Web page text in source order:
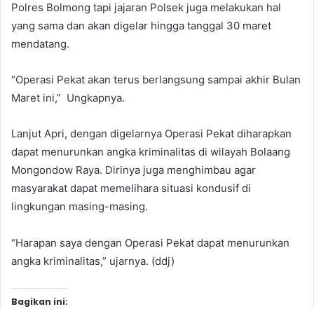
Polres Bolmong tapi jajaran Polsek juga melakukan hal
yang sama dan akan digelar hingga tanggal 30 maret
mendatang.
“Operasi Pekat akan terus berlangsung sampai akhir Bulan
Maret ini,” Ungkapnya.
Lanjut Apri, dengan digelarnya Operasi Pekat diharapkan
dapat menurunkan angka kriminalitas di wilayah Bolaang
Mongondow Raya. Dirinya juga menghimbau agar
masyarakat dapat memelihara situasi kondusif di
lingkungan masing-masing.
“Harapan saya dengan Operasi Pekat dapat menurunkan
angka kriminalitas,” ujarnya. (ddj)
Bagikan ini: